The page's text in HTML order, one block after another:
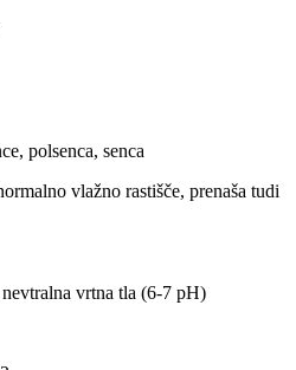
polsenca, senca
vlažno rastišče, prenaša tudi
vrtna tla (6-7 pH)